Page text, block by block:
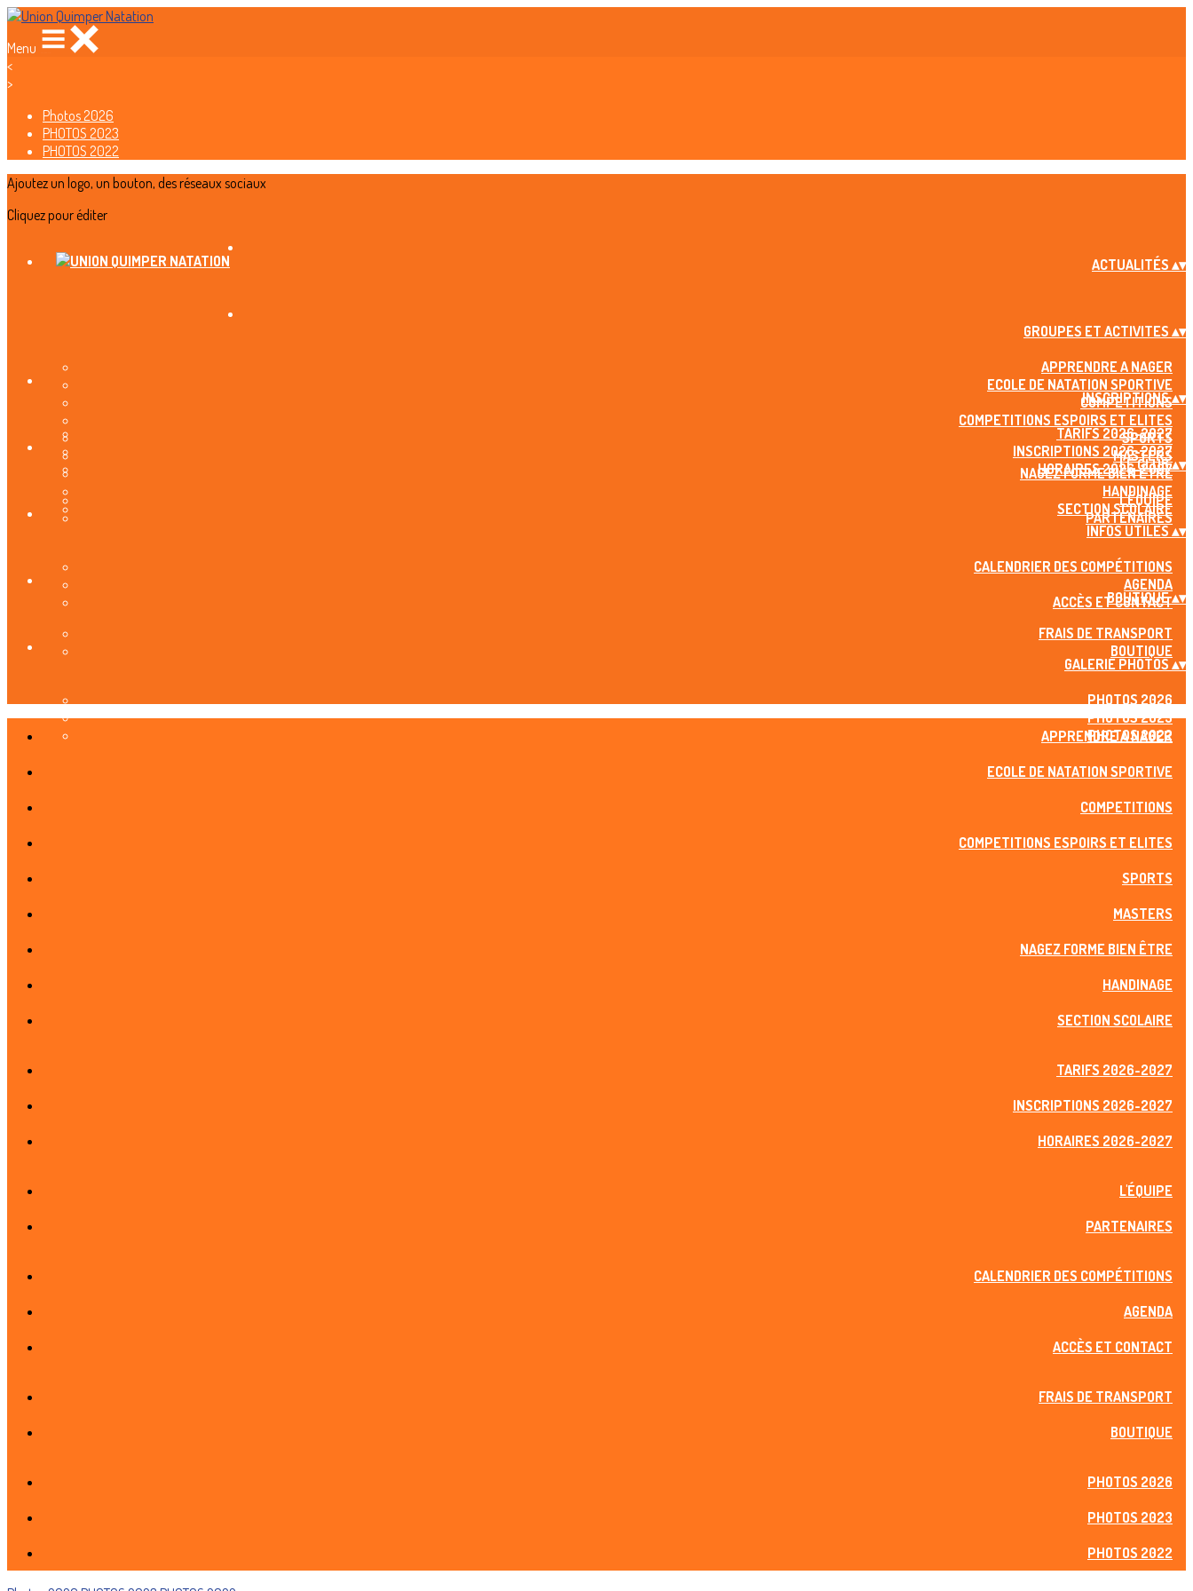
Menu
<
>
Photos 2026
PHOTOS 2023
PHOTOS 2022
Ajoutez un logo, un bouton, des réseaux sociaux
Cliquez pour éditer
ACTUALITÉS ▴▾
GROUPES ET ACTIVITES ▴▾
APPRENDRE A NAGER
ECOLE DE NATATION SPORTIVE
COMPETITIONS
COMPETITIONS ESPOIRS ET ELITES
SPORTS
MASTERS
NAGEZ FORME BIEN ÊTRE
HANDINAGE
SECTION SCOLAIRE
INSCRIPTIONS▴▾
TARIFS 2026-2027
INSCRIPTIONS 2026-2027
HORAIRES 2026-2027
LE CLUB▴▾
L'ÉQUIPE
PARTENAIRES
INFOS UTILES ▴▾
CALENDRIER DES COMPÉTITIONS
AGENDA
ACCÈS ET CONTACT
BOUTIQUE▴▾
FRAIS DE TRANSPORT
BOUTIQUE
GALERIE PHOTOS ▴▾
PHOTOS 2026
PHOTOS 2023
PHOTOS 2022
APPRENDRE A NAGER
ECOLE DE NATATION SPORTIVE
COMPETITIONS
COMPETITIONS ESPOIRS ET ELITES
SPORTS
MASTERS
NAGEZ FORME BIEN ÊTRE
HANDINAGE
SECTION SCOLAIRE
TARIFS 2026-2027
INSCRIPTIONS 2026-2027
HORAIRES 2026-2027
L'ÉQUIPE
PARTENAIRES
CALENDRIER DES COMPÉTITIONS
AGENDA
ACCÈS ET CONTACT
FRAIS DE TRANSPORT
BOUTIQUE
PHOTOS 2026
PHOTOS 2023
PHOTOS 2022